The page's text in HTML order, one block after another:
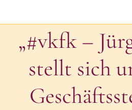
„#vkfk –
stellt sich